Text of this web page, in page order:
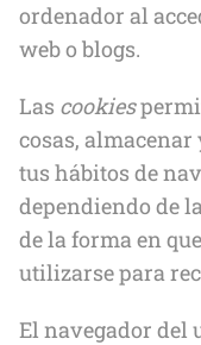
ordenador al
web o blogs.
Las cookies
cosas,
tus hábitos de
dependiendo de
de la forma en
utilizarse para
El navegador del